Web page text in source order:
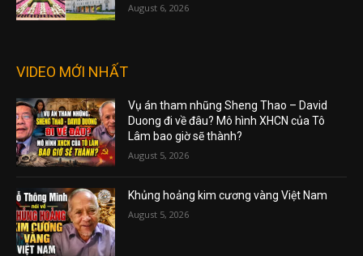
August 6, 2026
VIDEO MỚI NHẤT
Vụ án tham nhũng Sheng Thao – David
Duong đi về đâu? Mô hình XHCN của Tô
Lâm bao giờ sẽ thành?
August 5, 2026
Khủng hoảng kim cương vàng Việt Nam
August 5, 2026